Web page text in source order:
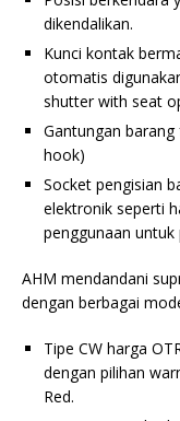
dikendalikan.
Kunci kontak
otomatis
shutter with seat
Gantungan
hook)
Socket pengisian
elektronik seperti
penggunaan untuk
AHM mendandani
dengan berbagai
Tipe CW harga
dengan pilihan
Red.